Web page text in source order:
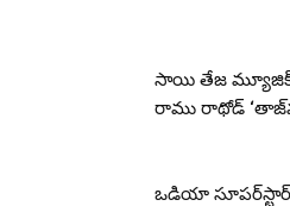
సాయి తేజ మ్యూజిక్
రాము రాథోడ్
ఒడియా సూపర్‌స్టార్